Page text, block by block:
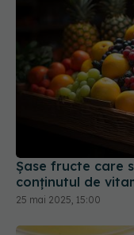
Șase fructe care
conținutul de
25 mai 2025, 15:00